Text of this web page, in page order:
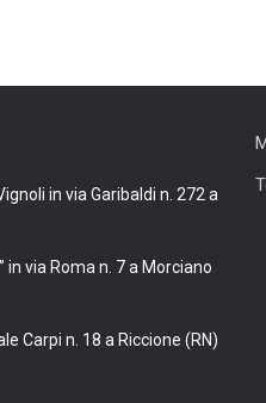
in via Garibaldi n. 272 a
in via Roma n. 7 a Morciano
Carpi n. 18 a Riccione (RN)